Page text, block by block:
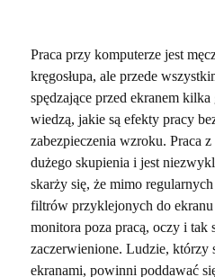
Praca przy komputerze jest
kręgosłupa, ale przede
spędzające przed ekranem
wiedzą, jakie są efekty pracy
zabezpieczenia wzroku. Praca
dużego skupienia i jest
skarży się, że mimo
filtrów przyklejonych do
monitora poza pracą, oczy i tak
zaczerwienione. Ludzie, którzy
ekranami, powinni poddawać